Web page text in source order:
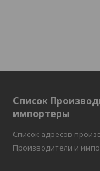
Список
импортеры
Список адресов
Производители и